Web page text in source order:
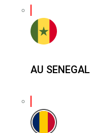
AU SENEGAL